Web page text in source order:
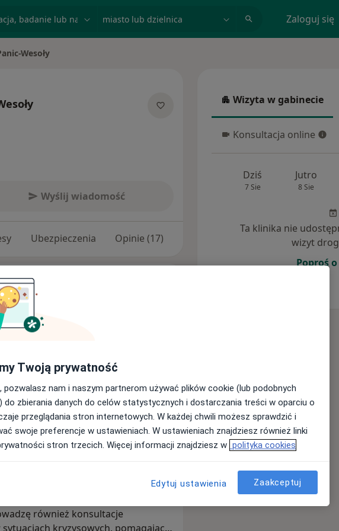
Zaloguj się
Wesoły
Wyślij wiadomość
Ubezpieczenia Opinie (17)
psychologii o specjalności
kryzysowym oraz
wieku wczesnoszkolnym, osobami
, szczególnie w wieku
wspieram rozwój emocjonalny,
ze szczególnym
z zaburzeniami
takimi jak ADHD czy spektrum
oddziaływania terapeutyczne i
odpowiadający specyfice
i psychicznych, w tym
depresyjnych oraz zaburzeń
również konsultacje
kryzysowych, pomagając
Wizyta w gabinecie
Wizyta w gabinecie
Konsultacja online
Konsultacja online
Dziś
7 Sie
Jutro
8 Sie
Ta klinika nie
wizyt
Poproś
Twoją prywatność
pozwalasz nam i naszym partnerom używać plików cookie (lub podobnych
do zbierania danych do celów statystycznych i dostarczania treści w oparciu o
przeglądania stron internetowych. W każdej chwili możesz sprawdzić i
swoje preferencje w ustawieniach. W ustawieniach znajdziesz również linki
stron trzecich. Więcej informacji znajdziesz w polityka cookies
Edytuj ustawienia Zaakceptuj